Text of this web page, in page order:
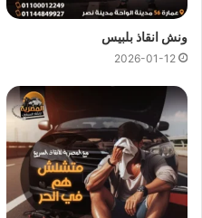
سريع و مجهز بأحدث المعدات
من اهم اسباب نجاح ونش
الكبيرة فيانقاذ السياراتونقل
كبير من اوناش انقاذ السيارات
السيارات بجودة عالية و اقل
العلمينوارخص ونش انقاذ في
ونش انقاذ بلبيس
2026-01-12